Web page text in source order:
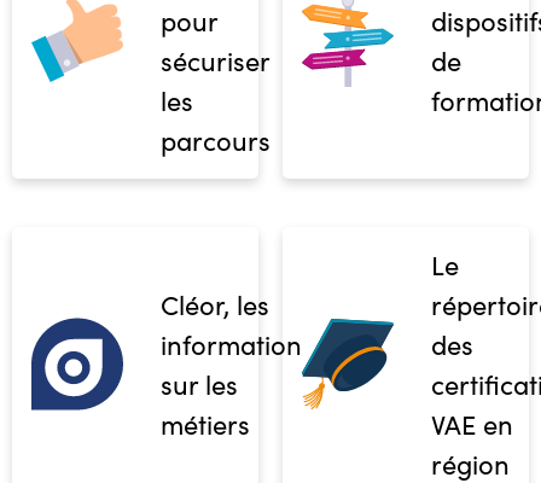
pour
sécuriser
les
parcours
de
Cléor, les
informations
sur les
métiers
Le
des
VAE en
région